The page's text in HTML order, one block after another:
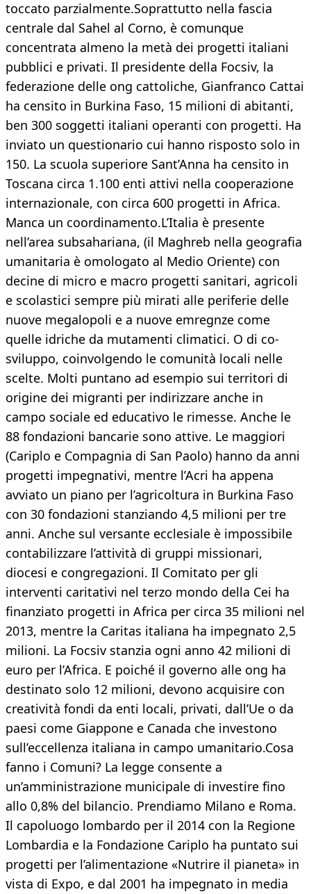
toccato parzialmente.Soprattutto nella fascia
centrale dal Sahel al Corno, è comunque
concentrata almeno la metà dei progetti italiani
pubblici e privati. Il presidente della Focsiv, la
federazione delle ong cattoliche, Gianfranco Cattai
ha censito in Burkina Faso, 15 milioni di abitanti,
ben 300 soggetti italiani operanti con progetti. Ha
inviato un questionario cui hanno risposto solo in
150. La scuola superiore Sant’Anna ha censito in
Toscana circa 1.100 enti attivi nella cooperazione
internazionale, con circa 600 progetti in Africa.
Manca un coordinamento.L’Italia è presente
nell’area subsahariana, (il Maghreb nella geografia
umanitaria è omologato al Medio Oriente) con
decine di micro e macro progetti sanitari, agricoli
e scolastici sempre più mirati alle periferie delle
nuove megalopoli e a nuove emregnze come
quelle idriche da mutamenti climatici. O di co-
sviluppo, coinvolgendo le comunità locali nelle
scelte. Molti puntano ad esempio sui territori di
origine dei migranti per indirizzare anche in
campo sociale ed educativo le rimesse. Anche le
88 fondazioni bancarie sono attive. Le maggiori
(Cariplo e Compagnia di San Paolo) hanno da anni
progetti impegnativi, mentre l’Acri ha appena
avviato un piano per l’agricoltura in Burkina Faso
con 30 fondazioni stanziando 4,5 milioni per tre
anni. Anche sul versante ecclesiale è impossibile
contabilizzare l’attività di gruppi missionari,
diocesi e congregazioni. Il Comitato per gli
interventi caritativi nel terzo mondo della Cei ha
finanziato progetti in Africa per circa 35 milioni nel
2013, mentre la Caritas italiana ha impegnato 2,5
milioni. La Focsiv stanzia ogni anno 42 milioni di
euro per l’Africa. E poiché il governo alle ong ha
destinato solo 12 milioni, devono acquisire con
creatività fondi da enti locali, privati, dall’Ue o da
paesi come Giappone e Canada che investono
sull’eccellenza italiana in campo umanitario.Cosa
fanno i Comuni? La legge consente a
un’amministrazione municipale di investire fino
allo 0,8% del bilancio. Prendiamo Milano e Roma.
Il capoluogo lombardo per il 2014 con la Regione
Lombardia e la Fondazione Cariplo ha puntato sui
progetti per l’alimentazione «Nutrire il pianeta» in
vista di Expo, e dal 2001 ha impegnato in media